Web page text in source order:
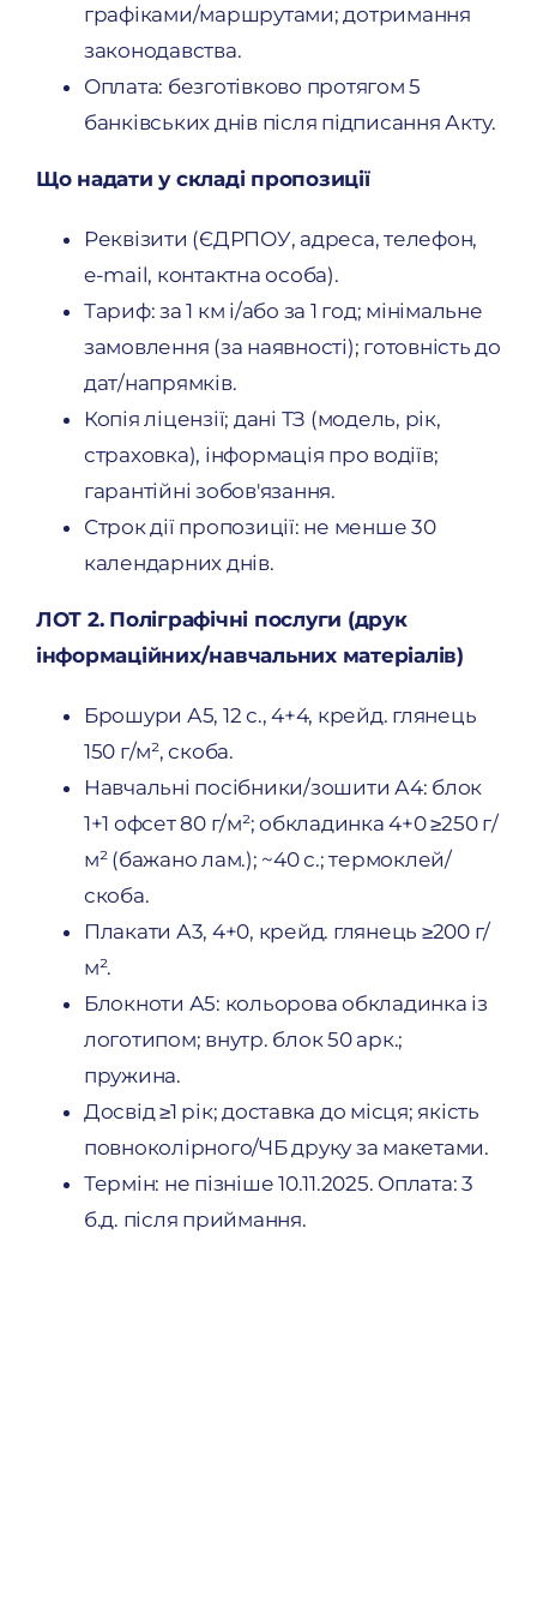
графіками/маршрутами; дотримання
законодавства.
Оплата: безготівково протягом 5
банківських днів після підписання Акту.
Що надати у складі пропозиції
Реквізити (ЄДРПОУ, адреса, телефон,
e-mail, контактна особа).
Тариф: за 1 км і/або за 1 год; мінімальне
замовлення (за наявності); готовність до
дат/напрямків.
Копія ліцензії; дані ТЗ (модель, рік,
страховка), інформація про водіїв;
гарантійні зобов'язання.
Строк дії пропозиції: не менше 30
календарних днів.
ЛОТ 2. Поліграфічні послуги (друк
інформаційних/навчальних матеріалів)
Брошури А5, 12 с., 4+4, крейд. глянець
150 г/м², скоба.
Навчальні посібники/зошити А4: блок
1+1 офсет 80 г/м²; обкладинка 4+0 ≥250 г/
м² (бажано лам.); ~40 с.; термоклей/
скоба.
Плакати А3, 4+0, крейд. глянець ≥200 г/
м².
Блокноти А5: кольорова обкладинка із
логотипом; внутр. блок 50 арк.;
пружина.
Досвід ≥1 рік; доставка до місця; якість
повноколірного/ЧБ друку за макетами.
Термін: не пізніше 10.11.2025. Оплата: 3
б.д. після приймання.